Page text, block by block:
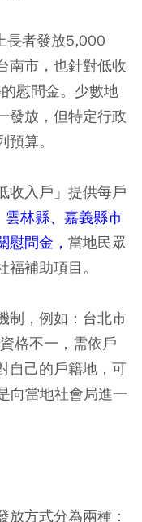
長者發放5,000
南市，也針對低收
慰問金。少數地
發放，但特定行政
算。
收入戶」提供每戶
雲林縣、嘉義縣市
慰問金， 當地民眾
補助項目。
制，例如：台北市
格不一，需依戶
自己的戶籍地，可
向當地社會局進一
方式分為兩種：